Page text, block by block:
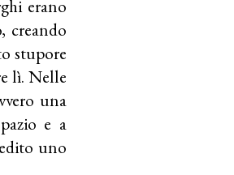
erano
creando
stupore
lì. Nelle
una
e a
uno